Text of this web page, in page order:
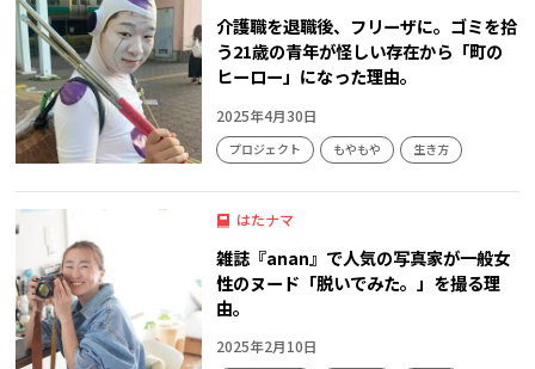
介護職を退職後、フリーザに。ゴミを拾
う21歳の青年が怪しい存在から「町の
ヒーロー」になった理由。
2025年4月30日
プロジェクト もやもや 生き方
はたナマ
雑誌『anan』で人気の写真家が一般女
性のヌード「脱いでみた。」を撮る理
由。
2025年2月10日